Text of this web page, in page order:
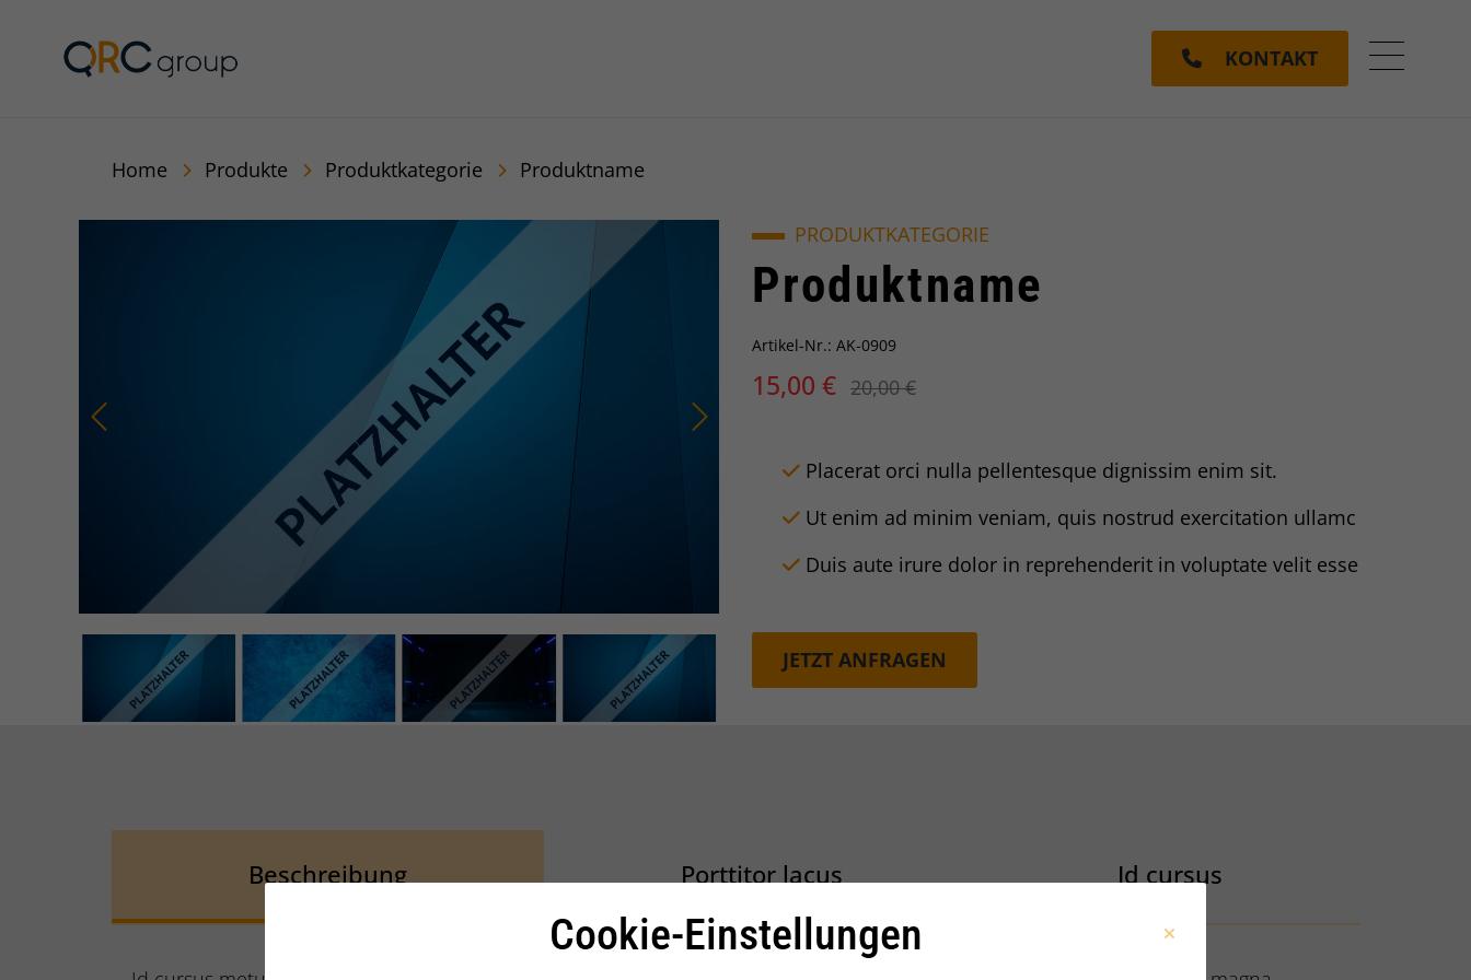
KONTAKT Menü
Home Produkte Produktkategorie Produktname
Produktname
PRODUKTKATEGORIE
Artikel-Nr.: AK-0909
15,00 € 20,00 €
Placerat orci nulla pellentesque dignissim enim sit.
Ut enim ad minim veniam, quis nostrud exercitation ullamc
Duis aute irure dolor in reprehenderit in voluptate velit esse
JETZT ANFRAGEN
Beschreibung Porttitor lacus Id cursus
Cookie-Einstellungen